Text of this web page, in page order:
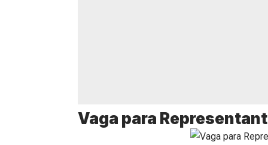
Vaga para